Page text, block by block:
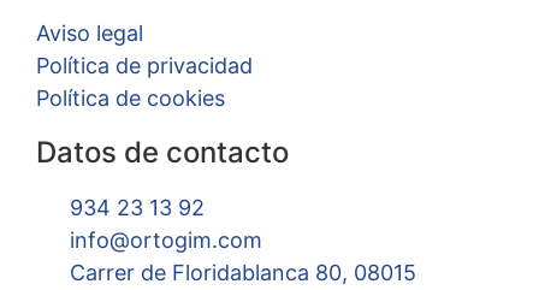
Aviso legal
Política de privacidad
Política de cookies
Datos de contacto
934 23 13 92
info@ortogim.com
Carrer de Floridablanca 80, 08015